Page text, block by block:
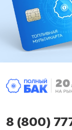
8 (800)